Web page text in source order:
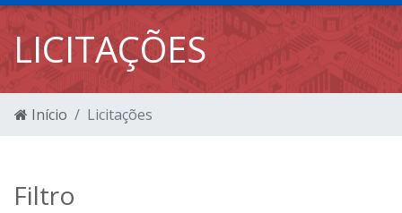
LICITAÇÕES
Início Licitações
Filtro